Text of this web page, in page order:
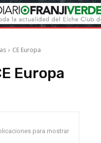
CE Europa
Europa
para mostrar